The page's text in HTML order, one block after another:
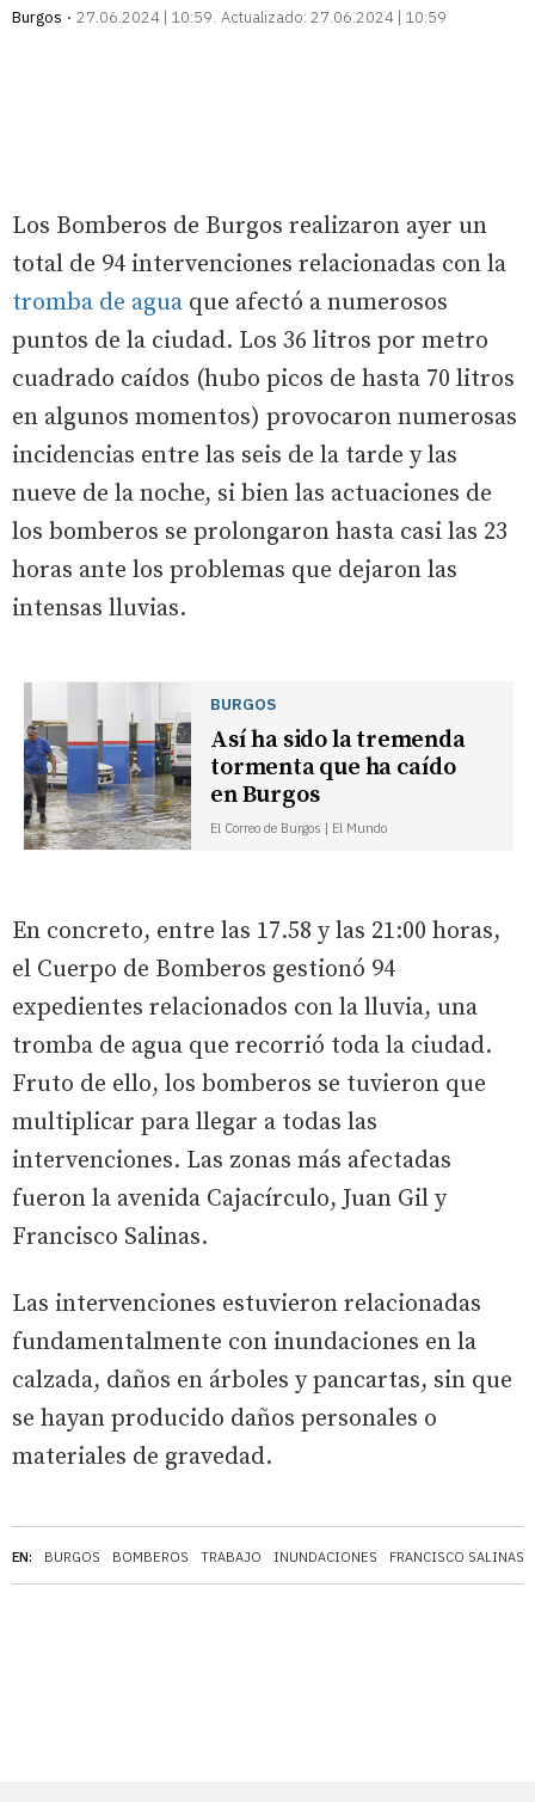
Burgos
27.06.2024 | 10:59 Actualizado: 27.06.2024 | 10:59
EN: BURGOS BOMBEROS TRABAJO INUNDACIONES FRANCISCO SALINAS
Los Bomberos de Burgos realizaron ayer un
total de 94 intervenciones relacionadas con la
tromba de agua que afectó a numerosos
puntos de la ciudad. Los 36 litros por metro
cuadrado caídos (hubo picos de hasta 70 litros
en algunos momentos) provocaron numerosas
incidencias entre las seis de la tarde y las
nueve de la noche, si bien las actuaciones de
los bomberos se prolongaron hasta casi las 23
horas ante los problemas que dejaron las
intensas lluvias.
BURGOS
Así ha sido la tremenda
tormenta que ha caído
en Burgos
El Correo de Burgos | El Mundo
En concreto, entre las 17.58 y las 21:00 horas,
el Cuerpo de Bomberos gestionó 94
expedientes relacionados con la lluvia, una
tromba de agua que recorrió toda la ciudad.
Fruto de ello, los bomberos se tuvieron que
multiplicar para llegar a todas las
intervenciones. Las zonas más afectadas
fueron la avenida Cajacírculo, Juan Gil y
Francisco Salinas.
Las intervenciones estuvieron relacionadas
fundamentalmente con inundaciones en la
calzada, daños en árboles y pancartas, sin que
se hayan producido daños personales o
materiales de gravedad.